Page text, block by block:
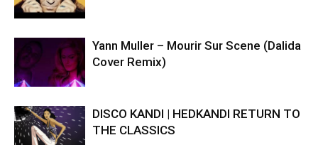
Yann Muller – Mourir Sur Scene (Dalida
Cover Remix)
DISCO KANDI | HEDKANDI RETURN TO
THE CLASSICS